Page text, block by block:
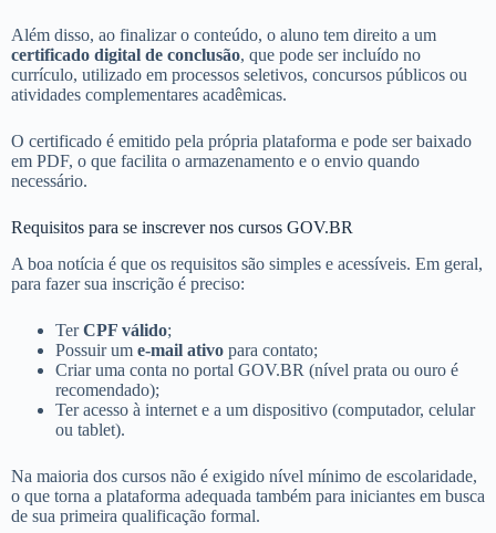
Além disso, ao finalizar o conteúdo, o aluno tem direito a um
certificado digital de conclusão, que pode ser incluído no
currículo, utilizado em processos seletivos, concursos públicos ou
atividades complementares acadêmicas.
O certificado é emitido pela própria plataforma e pode ser baixado
em PDF, o que facilita o armazenamento e o envio quando
necessário.
Requisitos para se inscrever nos cursos GOV.BR
A boa notícia é que os requisitos são simples e acessíveis. Em geral,
para fazer sua inscrição é preciso:
TerCPF válido;
Possuir um e-mail ativo para contato;
Criar uma conta no portal GOV.BR (nível prata ou ouro é
recomendado);
Ter acesso à internet e a um dispositivo (computador, celular
ou tablet).
Na maioria dos cursos não é exigido nível mínimo de escolaridade,
o que torna a plataforma adequada também para iniciantes em busca
de sua primeira qualificação formal.